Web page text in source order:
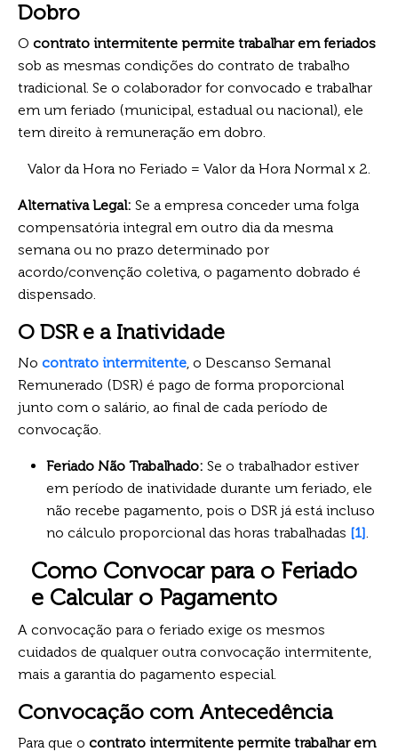
Dobro
O contrato intermitente permite trabalhar em feriados
sob as mesmas condições do contrato de trabalho
tradicional. Se o colaborador for convocado e trabalhar
em um feriado (municipal, estadual ou nacional), ele
tem direito à remuneração em dobro.
Valor da Hora no Feriado = Valor da Hora Normal x 2.
Alternativa Legal: Se a empresa conceder uma folga
compensatória integral em outro dia da mesma
semana ou no prazo determinado por
acordo/convenção coletiva, o pagamento dobrado é
dispensado.
O DSR e a Inatividade
No contrato intermitente , o Descanso Semanal
Remunerado (DSR) é pago de forma proporcional
junto com o salário, ao final de cada período de
convocação.
Feriado Não Trabalhado: Se o trabalhador estiver
em período de inatividade durante um feriado, ele
não recebe pagamento, pois o DSR já está incluso
no cálculo proporcional das horas trabalhadas [1]
Como Convocar para o Feriado
e Calcular o Pagamento
A convocação para o feriado exige os mesmos
cuidados de qualquer outra convocação intermitente,
mais a garantia do pagamento especial.
Convocação com Antecedência
Para que o contrato intermitente permite trabalhar em